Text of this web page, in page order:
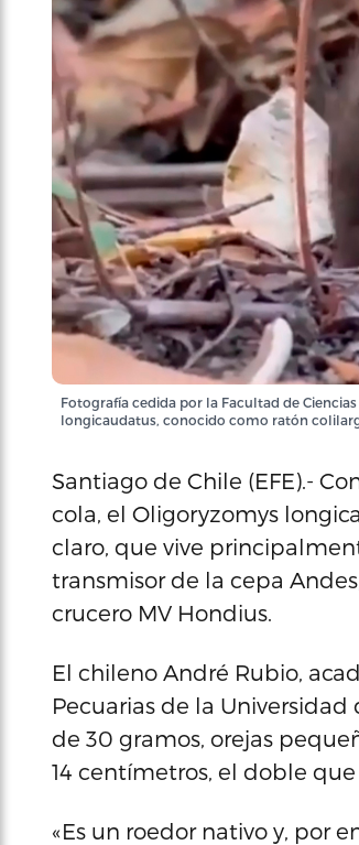
Fotografía cedida por la Facultad de
longicaudatus, conocido como ratón colilarg.
Santiago de Chile (EFE).-
cola, el Oligoryzomys
claro, que vive
transmisor de la cepa
crucero MV Hondius.
El chileno André Rubio,
Pecuarias de la
de 30 gramos, orejas
14 centímetros, el doble
«Es un roedor nativo y, por